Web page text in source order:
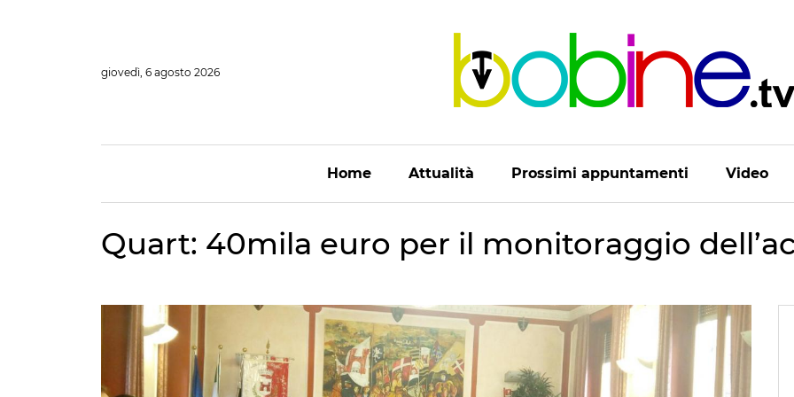
giovedì, 6 agosto 2026
Home Attualità Prossimi appuntamenti Video
Quart: 40mila euro per il monitoraggio